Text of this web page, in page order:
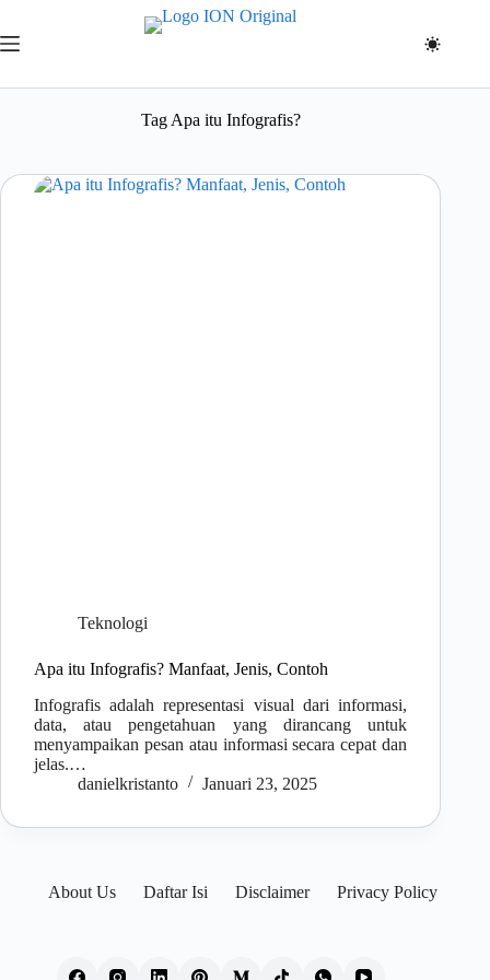
content
TagApa itu Infografis?
Teknologi
Apa itu Infografis? Manfaat, Jenis, Contoh
Infografis adalah representasi visual dari informasi,
data, atau pengetahuan yang dirancang untuk
menyampaikan pesan atau informasi secara cepat dan
jelas.…
danielkristanto
Januari 23, 2025
About Us Daftar Isi Disclaimer Privacy Policy